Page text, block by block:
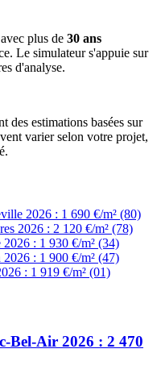
plus de 30 ans
Le simulateur s'appuie sur
d'analyse.
des estimations basées sur
varier selon votre projet,
2026 : 1 690 €/m² (80)
2026 : 2 120 €/m² (78)
: 1 930 €/m² (34)
: 1 900 €/m² (47)
: 1 919 €/m² (01)
Bel-Air 2026 : 2 470